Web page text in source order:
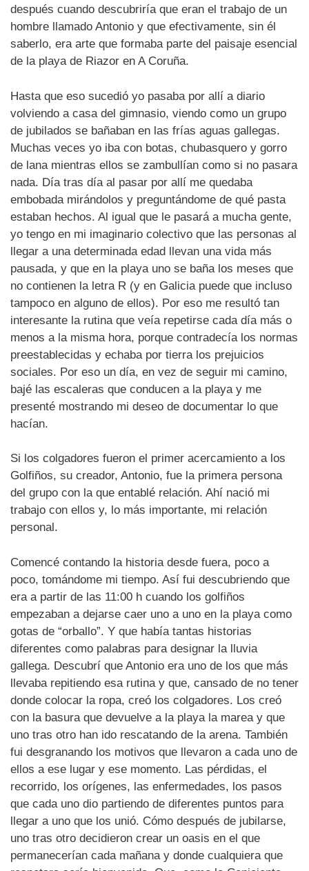
después cuando descubriría que eran el trabajo de un
hombre llamado Antonio y que efectivamente, sin él
saberlo, era arte que formaba parte del paisaje esencial
de la playa de Riazor en A Coruña.
Hasta que eso sucedió yo pasaba por allí a diario
volviendo a casa del gimnasio, viendo como un grupo
de jubilados se bañaban en las frías aguas gallegas.
Muchas veces yo iba con botas, chubasquero y gorro
de lana mientras ellos se zambullían como si no pasara
nada. Día tras día al pasar por allí me quedaba
embobada mirándolos y preguntándome de qué pasta
estaban hechos. Al igual que le pasará a mucha gente,
yo tengo en mi imaginario colectivo que las personas al
llegar a una determinada edad llevan una vida más
pausada, y que en la playa uno se baña los meses que
no contienen la letra R (y en Galicia puede que incluso
tampoco en alguno de ellos). Por eso me resultó tan
interesante la rutina que veía repetirse cada día más o
menos a la misma hora, porque contradecía los normas
preestablecidas y echaba por tierra los prejuicios
sociales. Por eso un día, en vez de seguir mi camino,
bajé las escaleras que conducen a la playa y me
presenté mostrando mi deseo de documentar lo que
hacían.
Si los colgadores fueron el primer acercamiento a los
Golfiños, su creador, Antonio, fue la primera persona
del grupo con la que entablé relación. Ahí nació mi
trabajo con ellos y, lo más importante, mi relación
personal.
Comencé contando la historia desde fuera, poco a
poco, tomándome mi tiempo. Así fui descubriendo que
era a partir de las 11:00 h cuando los golfiños
empezaban a dejarse caer uno a uno en la playa como
gotas de “orballo”. Y que había tantas historias
diferentes como palabras para designar la lluvia
gallega. Descubrí que Antonio era uno de los que más
llevaba repitiendo esa rutina y que, cansado de no tener
donde colocar la ropa, creó los colgadores. Los creó
con la basura que devuelve a la playa la marea y que
uno tras otro han ido rescatando de la arena. También
fui desgranando los motivos que llevaron a cada uno de
ellos a ese lugar y ese momento. Las pérdidas, el
recorrido, los orígenes, las enfermedades, los pasos
que cada uno dio partiendo de diferentes puntos para
llegar a uno que los unió. Cómo después de jubilarse,
uno tras otro decidieron crear un oasis en el que
permanecerían cada mañana y donde cualquiera que